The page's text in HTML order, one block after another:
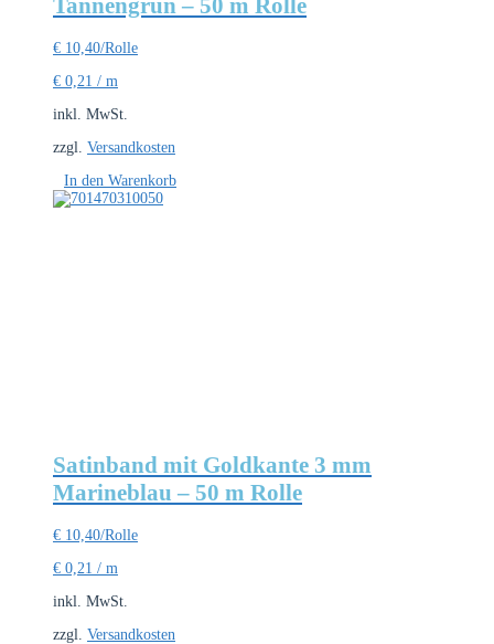
Tannengrün – 50 m Rolle
€ 10,40/Rolle
€ 0,21 / m
inkl. MwSt.
zzgl. Versandkosten
In den Warenkorb
Satinband mit Goldkante 3 mm
Marineblau – 50 m Rolle
€ 10,40/Rolle
€ 0,21 / m
inkl. MwSt.
zzgl. Versandkosten